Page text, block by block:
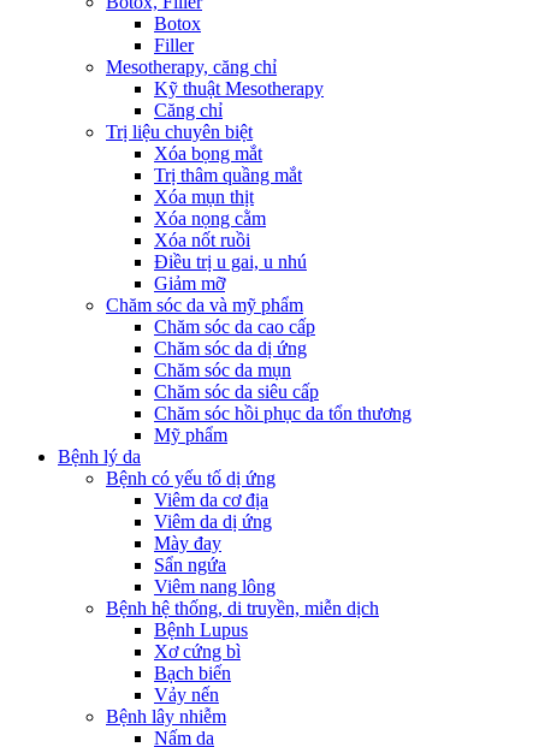
Botox
Filler
Mesotherapy, căng chỉ
Kỹ thuật Mesotherapy
Căng chỉ
Trị liệu chuyên biệt
Xóa bọng mắt
Trị thâm quầng mắt
Xóa mụn thịt
Xóa nọng cằm
Xóa nốt ruồi
Điều trị u gai, u nhú
Giảm mỡ
Chăm sóc da và mỹ phẩm
Chăm sóc da cao cấp
Chăm sóc da dị ứng
Chăm sóc da mụn
Chăm sóc da siêu cấp
Chăm sóc hồi phục da tổn thương
Mỹ phẩm
Bệnh lý da
Bệnh có yếu tố dị ứng
Viêm da cơ địa
Viêm da dị ứng
Mày đay
Sẩn ngứa
Viêm nang lông
Bệnh hệ thống, di truyền, miễn dịch
Bệnh Lupus
Xơ cứng bì
Bạch biến
Vảy nến
Bệnh lây nhiễm
Nấm da